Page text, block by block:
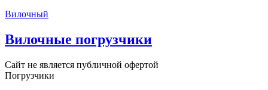
Вилочный
Вилочные погрузчики
Сайт не является публичной офертой
Погрузчики